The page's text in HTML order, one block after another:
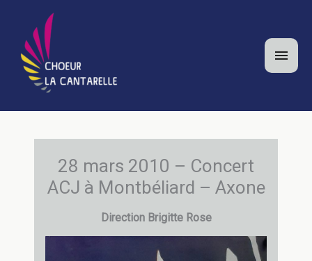
contenu
28 mars 2010 – Concert
ACJ à Montbéliard – Axone
Direction Brigitte Rose